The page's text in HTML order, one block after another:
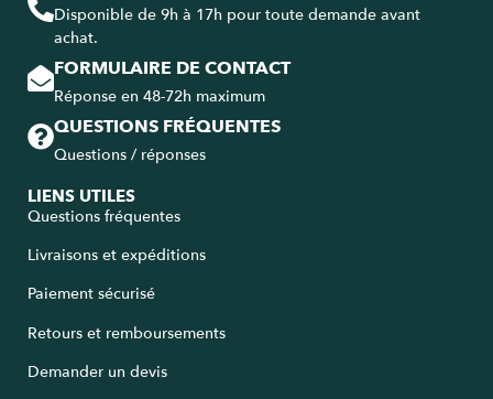
Disponible de 9h à 17h pour toute demande avant
achat.
FORMULAIRE DE CONTACT
Réponse en 48-72h maximum
QUESTIONS FRÉQUENTES
Questions / réponses
LIENS UTILES
Questions fréquentes
Livraisons et expéditions
Paiement sécurisé
Retours et remboursements
Demander un devis